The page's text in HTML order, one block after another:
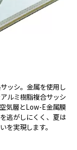
ッシ。金属を使用し
ルミ樹脂複合サッシ
気層とLow-E金属膜
逃がしにくく、夏は
を実現します。